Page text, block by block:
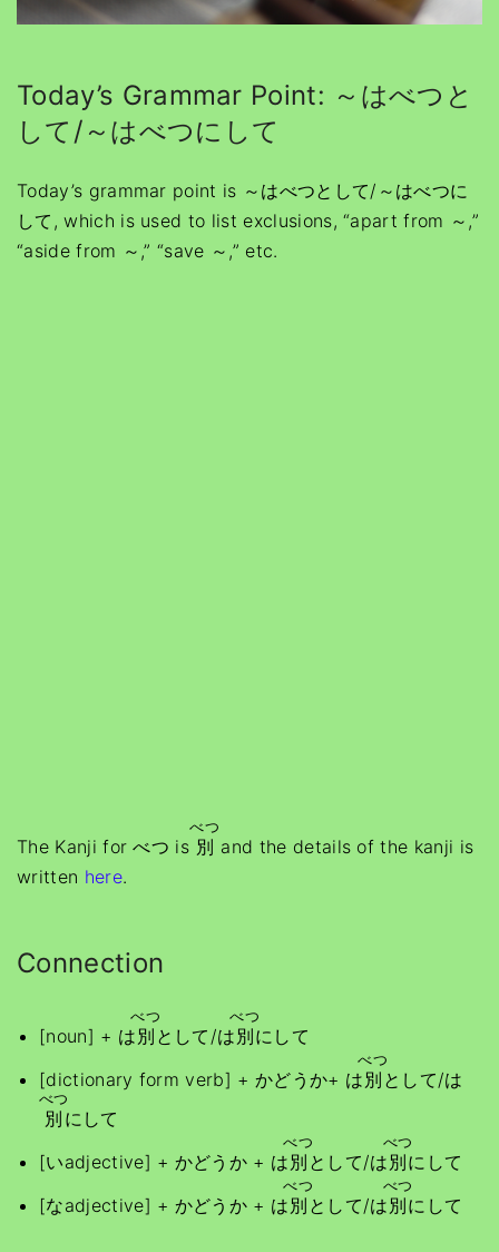
Today’s Grammar Point: ～はべつと
して/～はべつにして
Today’s grammar point is ～はべつとして/～はべつに
して, which is used to list exclusions, “apart from ～,”
“aside from ～,” “save ～,” etc.
The Kanji for べつ is 別
べつ
and the details of the kanji is
written here.
Connection
[noun] + は 別
べつ
として/は 別
べつ
にして
[dictionary form verb] + かどうか+ は 別
べつ
として/は
別
べつ
にして
[いadjective] + かどうか + は 別
べつ
として/は 別
べつ
にして
[なadjective] + かどうか + は 別
べつ
として/は 別
べつ
にして